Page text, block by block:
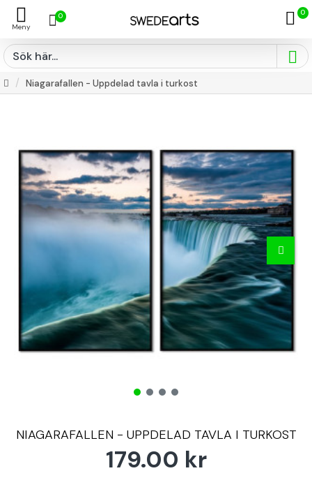
0 0
Niagarafallen - Uppdelad tavla i turkost
NIAGARAFALLEN - UPPDELAD TAVLA I TURKOST
179.00 kr